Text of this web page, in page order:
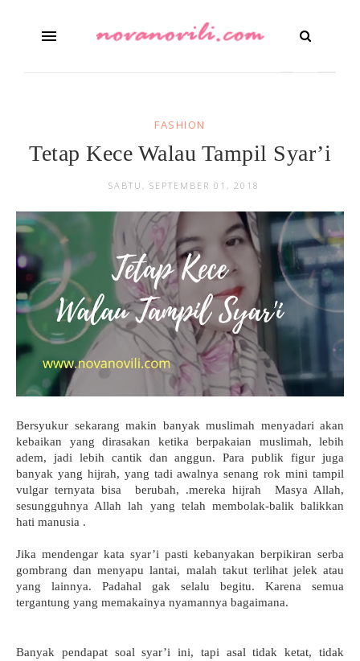
FASHION
Tetap Kece Walau Tampil Syar’i
SABTU, SEPTEMBER 01, 2018
Bersyukur sekarang makin banyak muslimah menyadari akan
kebaikan yang dirasakan ketika berpakaian muslimah, lebih
adem, jadi lebih cantik dan anggun. Para publik figur juga
banyak yang hijrah, yang tadi awalnya senang rok mini tampil
vulgar ternyata bisa  berubah, .mereka hijrah  Masya Allah,
sesungguhnya Allah lah yang telah membolak-balik balikkan
hati manusia .
Jika mendengar kata syar’i pasti kebanyakan berpikiran serba
gombrang dan menyapu lantai, malah takut terlihat jelek atau
yang lainnya. Padahal gak selalu begitu. Karena semua
tergantung yang memakainya nyamannya bagaimana.
Banyak pendapat soal syar’i ini, tapi asal tidak ketat, tidak